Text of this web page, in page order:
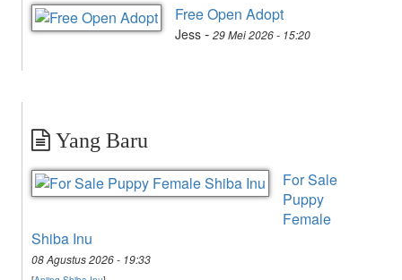
Free Open Adopt
Jess - 29 Mei 2026 - 15:20
Yang Baru
For Sale
Puppy
Female
Shiba Inu
08 Agustus 2026 - 19:33